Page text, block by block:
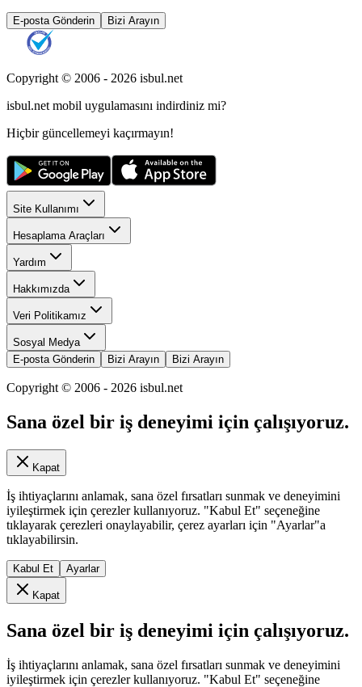
E-posta Gönderin Bizi Arayın
Copyright © 2006 - 2026 isbul.net
isbul.net mobil uygulamasını indirdiniz mi?
Hiçbir güncellemeyi kaçırmayın!
Site Kullanımı
Hesaplama Araçları
Yardım
Hakkımızda
Veri Politikamız
Sosyal Medya
E-posta Gönderin
Bizi Arayın Bizi Arayın
Copyright © 2006 - 2026 isbul.net
Sana özel bir iş deneyimi için çalışıyoruz.
Kapat
İş ihtiyaçlarını anlamak, sana özel fırsatları sunmak ve deneyimini
iyileştirmek için çerezler kullanıyoruz. "Kabul Et" seçeneğine
tıklayarak çerezleri onaylayabilir, çerez ayarları için "Ayarlar"a
tıklayabilirsin.
Kabul Et Ayarlar
Kapat
Sana özel bir iş deneyimi için çalışıyoruz.
İş ihtiyaçlarını anlamak, sana özel fırsatları sunmak ve deneyimini
iyileştirmek için çerezler kullanıyoruz. "Kabul Et" seçeneğine